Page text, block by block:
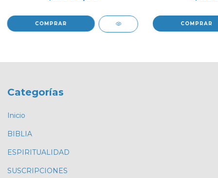
Categorías
Inicio
BIBLIA
ESPIRITUALIDAD
SUSCRIPCIONES